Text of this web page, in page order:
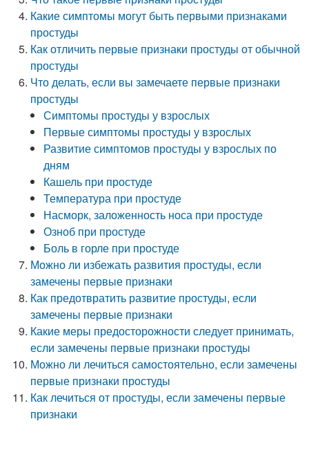
Какие симптомы могут быть первыми признаками
простуды
Как отличить первые признаки простуды от обычной
простуды
Что делать, если вы замечаете первые признаки
простуды
Симптомы простуды у взрослых
Первые симптомы простуды у взрослых
Развитие симптомов простуды у взрослых по
дням
Кашель при простуде
Температура при простуде
Насморк, заложенность носа при простуде
Озноб при простуде
Боль в горле при простуде
Можно ли избежать развития простуды, если
замечены первые признаки
Как предотвратить развитие простуды, если
замечены первые признаки
Какие меры предосторожности следует принимать,
если замечены первые признаки простуды
Можно ли лечиться самостоятельно, если замечены
первые признаки простуды
Как лечиться от простуды, если замечены первые
признаки